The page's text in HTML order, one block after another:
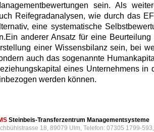
sein. Als
Reifegradanalysen, wie durch das
eine systematische
anderer Ansatz für eine
einer Wissensbilanz sein, bei
auch das sogenannte
eines Unternehmens in
werden können.
Steinbeis-Transferzentrum Managementsysteme
18, 89079 Ulm, Telefon: 07305 1799-